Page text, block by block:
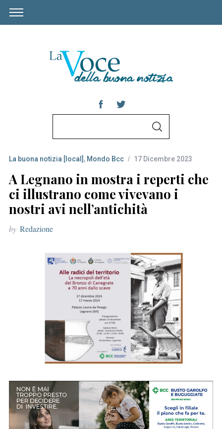
r
c
h
f
o
r
S
C
H
La buona notizia [local] , Mondo Bcc 17 Dicembre 2023
A Legnano in mostra i reperti che
ci illustrano come vivevano i
nostri avi nell’antichità
by Redazione